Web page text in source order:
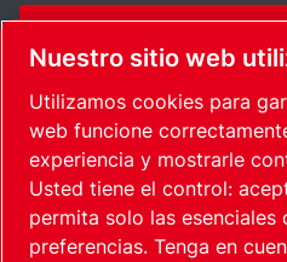
Nuestro sitio web
Utilizamos cookies para
web funcione
experiencia y mostrarle
Usted tiene el control:
permita solo las esenciales
preferencias. Tenga en